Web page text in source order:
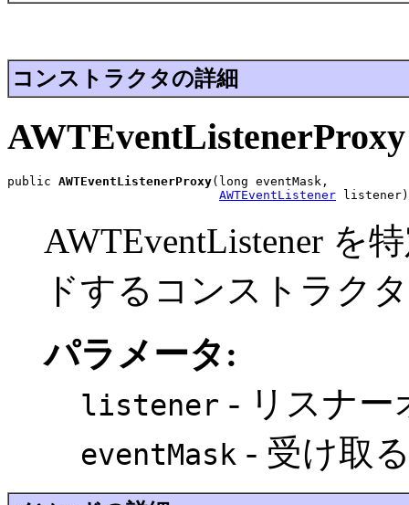
コンストラクタの詳細
AWTEventListenerProxy
public AWTEventListenerProxy(long eventMask,
AWTEventListener listener)
AWTEventListener を
ドするコンストラク
パラメータ:
listener - リスナー
eventMask - 受け取